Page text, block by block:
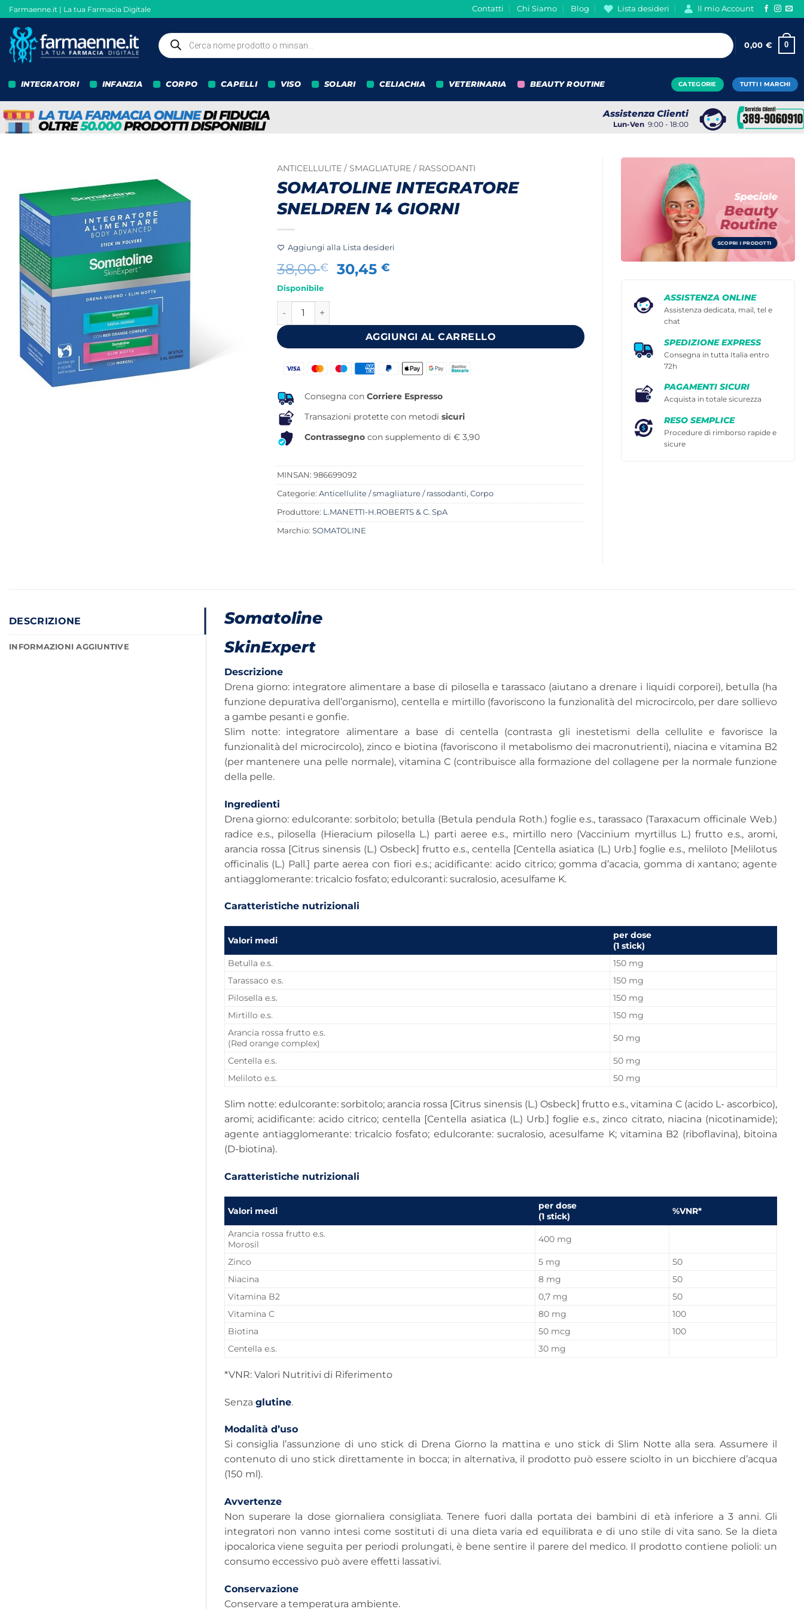
Salta
ai
contenuti
Farmaenne.it | La tua Farmacia Digitale Contatti Chi Siamo Blog Lista desideri Il mio Account
Ricerca
prodotti
0,00 € 0
INTEGRATORI INFANZIA CORPO CAPELLI VISO SOLARI CELIACHIA VETERINARIA BEAUTY ROUTINE CATEGORIE TUTTI I MARCHI
Assistenza Clienti
Lun-Ven 9:00 - 18:00
ANTICELLULITE / SMAGLIATURE / RASSODANTI
SOMATOLINE INTEGRATORE
SNELDREN 14 GIORNI
Aggiungi alla Lista desideri
38,00€
Il
38,00 €.
30,45€
30,45 €.
Disponibile
SOMATOLINE INTEGRATORE SNELDREN 14 GIORNI quantità
AGGIUNGI AL CARRELLO
Consegna con Corriere Espresso
Transazioni protette con metodi sicuri
Contrassegno con supplemento di € 3,90
MINSAN: 986699092
Categorie: Anticellulite / smagliature / rassodanti, Corpo
Produttore: L.MANETTI-H.ROBERTS & C. SpA
Marchio: SOMATOLINE
Speciale
Beauty
Routine
SCOPRI I PRODOTTI
ASSISTENZA ONLINE
Assistenza dedicata, mail, tel e
chat
SPEDIZIONE EXPRESS
Consegna in tutta Italia entro
72h
PAGAMENTI SICURI
Acquista in totale sicurezza
RESO SEMPLICE
Procedure di rimborso rapide e
sicure
DESCRIZIONE
INFORMAZIONI AGGIUNTIVE
Somatoline
SkinExpert
Descrizione
Drena giorno: integratore alimentare a base di pilosella e tarassaco (aiutano a drenare i liquidi corporei), betulla (ha
funzione depurativa dell’organismo), centella e mirtillo (favoriscono la funzionalità del microcircolo, per dare sollievo
a gambe pesanti e gonfie.
Slim notte: integratore alimentare a base di centella (contrasta gli inestetismi della cellulite e favorisce la
funzionalità del microcircolo), zinco e biotina (favoriscono il metabolismo dei macronutrienti), niacina e vitamina B2
(per mantenere una pelle normale), vitamina C (contribuisce alla formazione del collagene per la normale funzione
della pelle.
Ingredienti
Drena giorno: edulcorante: sorbitolo; betulla (Betula pendula Roth.) foglie e.s., tarassaco (Taraxacum officinale Web.)
radice e.s., pilosella (Hieracium pilosella L.) parti aeree e.s., mirtillo nero (Vaccinium myrtillus L.) frutto e.s., aromi,
arancia rossa [Citrus sinensis (L.) Osbeck] frutto e.s., centella [Centella asiatica (L.) Urb.] foglie e.s., meliloto [Melilotus
officinalis (L.) Pall.] parte aerea con fiori e.s.; acidificante: acido citrico; gomma d’acacia, gomma di xantano; agente
antiagglomerante: tricalcio fosfato; edulcoranti: sucralosio, acesulfame K.
Caratteristiche nutrizionali
Valori medi
per dose
(1 stick)
Betulla e.s.
150 mg
Tarassaco e.s.
150 mg
Pilosella e.s.
150 mg
Mirtillo e.s.
150 mg
Arancia rossa frutto e.s.
(Red orange complex)
50 mg
Centella e.s.
50 mg
Meliloto e.s.
50 mg
Slim notte: edulcorante: sorbitolo; arancia rossa [Citrus sinensis (L.) Osbeck] frutto e.s., vitamina C (acido L- ascorbico),
aromi; acidificante: acido citrico; centella [Centella asiatica (L.) Urb.] foglie e.s., zinco citrato, niacina (nicotinamide);
agente antiagglomerante: tricalcio fosfato; edulcorante: sucralosio, acesulfame K; vitamina B2 (riboflavina), bitoina
(D-biotina).
Caratteristiche nutrizionali
Valori medi
per dose
(1 stick)
%VNR*
Arancia rossa frutto e.s.
Morosil
400 mg
Zinco 5 mg
50
Niacina
8 mg
50
Vitamina B2
0,7 mg
50
Vitamina C
80 mg
100
Biotina
50 mcg
100
Centella e.s.
30 mg
*VNR: Valori Nutritivi di Riferimento
Senza glutine.
Modalità d’uso
Si consiglia l’assunzione di uno stick di Drena Giorno la mattina e uno stick di Slim Notte alla sera. Assumere il
contenuto di uno stick direttamente in bocca; in alternativa, il prodotto può essere sciolto in un bicchiere d’acqua
(150 ml).
Avvertenze
Non superare la dose giornaliera consigliata. Tenere fuori dalla portata dei bambini di età inferiore a 3 anni. Gli
integratori non vanno intesi come sostituti di una dieta varia ed equilibrata e di uno stile di vita sano. Se la dieta
ipocalorica viene seguita per periodi prolungati, è bene sentire il parere del medico. Il prodotto contiene polioli: un
consumo eccessivo può avere effetti lassativi.
Conservazione
Conservare a temperatura ambiente.